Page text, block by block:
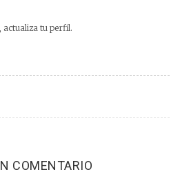
tu perfil.
COMENTARIO